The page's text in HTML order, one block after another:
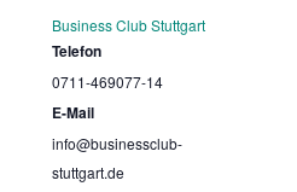
Business Club Stuttgart
Telefon
0711-469077-14
E-Mail
info@businessclub-
stuttgart.de